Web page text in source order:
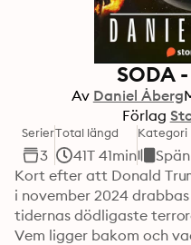
SODA
Av Daniel Åberg
Förlag
Serier
3
Total längd
41T 41min
Kategori
Kort efter att Donald
i november 2024
tidernas dödligaste
Vem ligger bakom och